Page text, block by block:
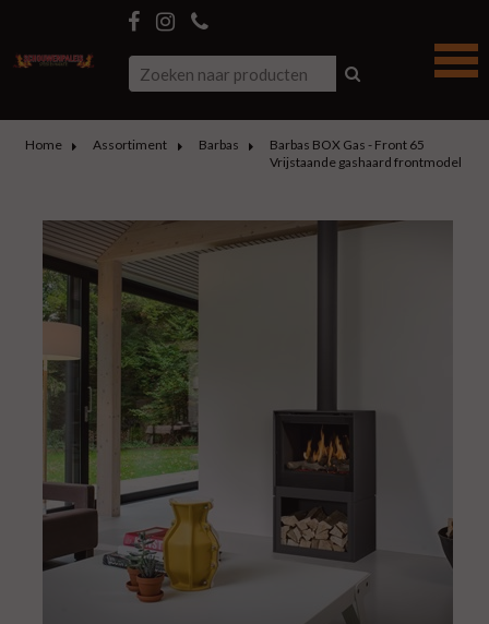
Home Assortiment Barbas
Barbas BOX Gas - Front 65
Vrijstaande gashaard frontmodel